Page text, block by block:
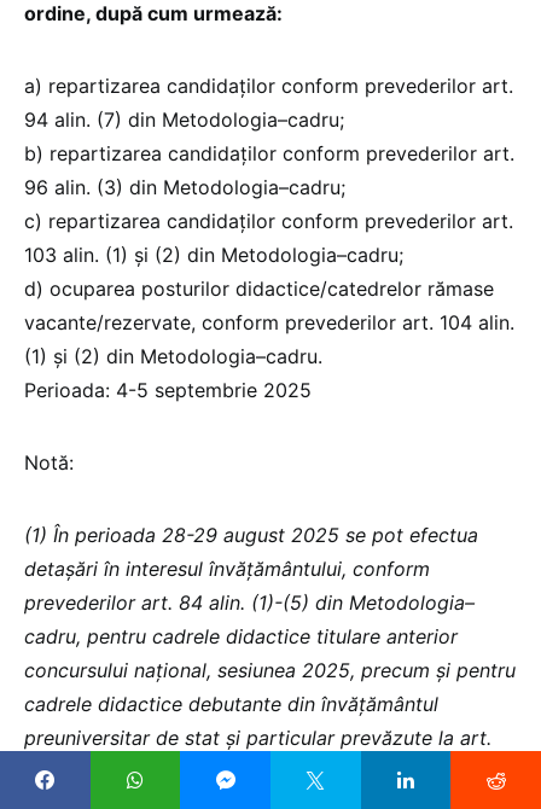
ordine, după cum urmează:
a) repartizarea candidaților conform prevederilor art.
94 alin. (7) din Metodologia–cadru;
b) repartizarea candidaților conform prevederilor art.
96 alin. (3) din Metodologia–cadru;
c) repartizarea candidaților conform prevederilor art.
103 alin. (1) și (2) din Metodologia–cadru;
d) ocuparea posturilor didactice/catedrelor rămase
vacante/rezervate, conform prevederilor art. 104 alin.
(1) și (2) din Metodologia–cadru.
Perioada: 4-5 septembrie 2025
Notă:
(1) În perioada 28-29 august 2025 se pot efectua
detașări în interesul învățământului, conform
prevederilor art. 84 alin. (1)-(5) din Metodologia–
cadru, pentru cadrele didactice titulare anterior
concursului național, sesiunea 2025, precum și pentru
cadrele didactice debutante din învățământul
preuniversitar de stat și particular prevăzute la art.
24 alin. (4) și (6) din Metodologia–cadru, care au